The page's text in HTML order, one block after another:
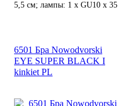
5,5 см; лампы: 1 х GU10 х 35
6501 Бра Nowodvorski
EYE SUPER BLACK I
kinkiet PL